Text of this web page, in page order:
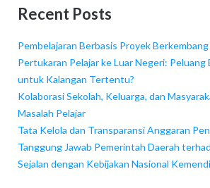
Recent Posts
Pembelajaran Berbasis Proyek Berkembang
Pertukaran Pelajar ke Luar Negeri: Peluang
untuk Kalangan Tertentu?
Kolaborasi Sekolah, Keluarga, dan
Masalah Pelajar
Tata Kelola dan Transparansi Anggaran
Tanggung Jawab Pemerintah Daerah
Sejalan dengan Kebijakan Nasional